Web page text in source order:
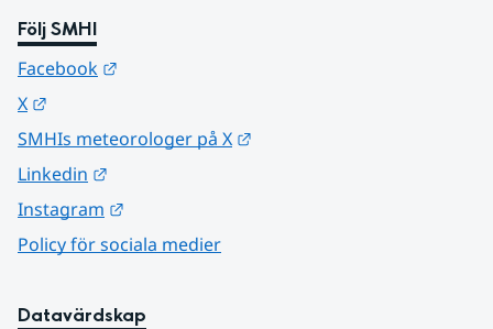
Följ SMHI
Facebook
X
SMHIs meteorologer på X
Linkedin
Instagram
Policy för sociala medier
Datavärdskap